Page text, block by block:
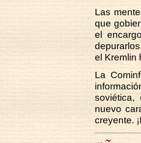
Las
que
el
el Kremlin
La
nuevo
creyente.